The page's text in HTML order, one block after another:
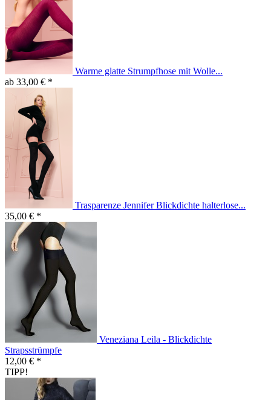
Warme glatte Strumpfhose mit Wolle...
ab 33,00 € *
Trasparenze Jennifer Blickdichte halterlose...
35,00 € *
Veneziana Leila - Blickdichte
Strapsstrümpfe
12,00 € *
TIPP!